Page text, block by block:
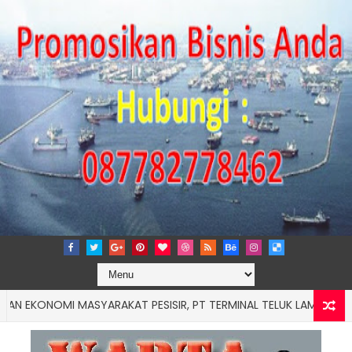
MASYARAKAT PESISIR, PT TERMINAL TELUK LAMONG RAIH